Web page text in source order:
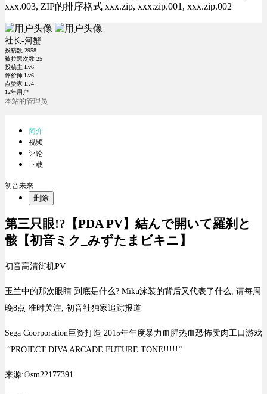
xxx.003, ZIP的排序格式 xxx.zip, xxx.zip.001, xxx.zip.002
社长-河蟹
投稿数 2958
被拉黑次数 25
投稿主 Lv6
评价师 Lv6
点赞家 Lv4
12年用户
本站的管理员
简介
视频
评论
下载
初音未来
删除
第三只眼!?【PDA PV】結んで開いて羅刹と
骸【初音ミク_みずたまビキニ】
初音高清街机PV
玉兰中的那次眼睛 到底是什么? Miku泳装的背后又代表了什么, 请每周
晚8点 准时关注, 初音社独家追踪报道
Sega Coorporation巨资打造 2015年年度暴力血腥热血恐怖卖肉工口游戏
“PROJECT DIVA ARCADE FUTURE TONE!!!!!”
来源:©sm22177391